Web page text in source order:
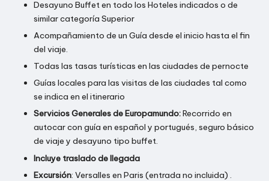
Desayuno Buffet en todo los Hoteles indicados o de
similar categoría Superior
Acompañamiento de un Guía desde el inicio hasta el fin
del viaje.
Todas las tasas turísticas en las ciudades de pernocte
Guías locales para las visitas de las ciudades tal como
se indica en el itinerario
Servicios Generales de Europamundo:Recorrido en
autocar con guía en español y portugués, seguro básico
de viaje y desayuno tipo buffet.
Incluye traslado de llegada
Excursión: Versalles en Paris (entrada no incluida) .